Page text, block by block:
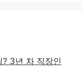
3년 차 직장인